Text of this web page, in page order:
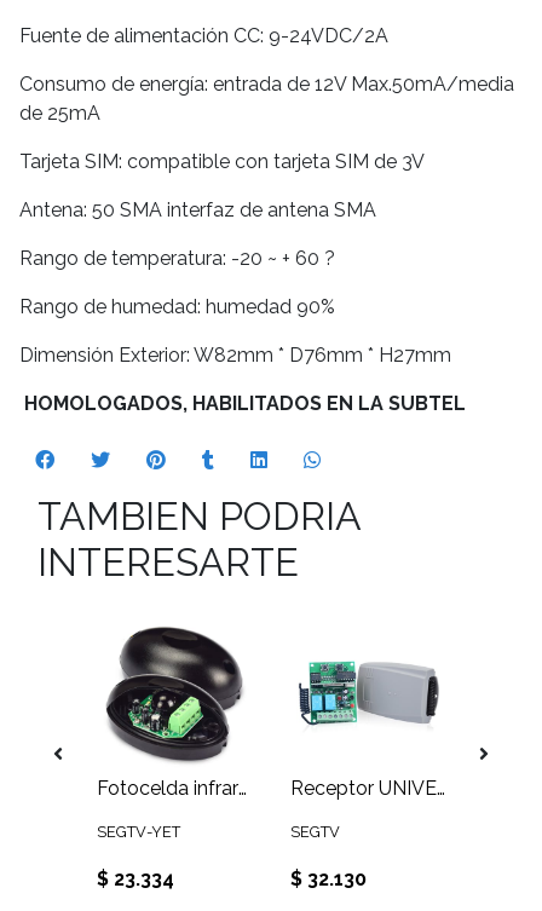
Fuente de alimentación CC: 9-24VDC/2A
Consumo de energía: entrada de 12V Max.50mA/media
de 25mA
Tarjeta SIM: compatible con tarjeta SIM de 3V
Antena: 50 SMA interfaz de antena SMA
Rango de temperatura: -20 ~ + 60 ?
Rango de humedad: humedad 90%
Dimensión Exterior: W82mm * D76mm * H27mm
HOMOLOGADOS, HABILITADOS EN LA SUBTEL
TAMBIEN PODRIA
INTERESARTE
Fotocelda infrarroja cableada universal para portones YET 607
SEGTV-YET
$ 23.334
Receptor UNIVERSAL 268 a 868 MHZ
SEGTV
$ 32.130